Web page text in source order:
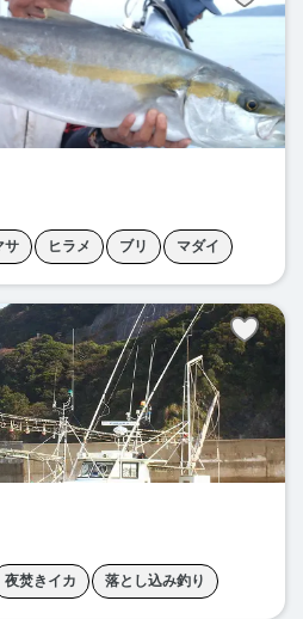
サ ヒラメ ブリ マダイ
落とし込み釣り
夜焚きイカ 落とし込み釣り